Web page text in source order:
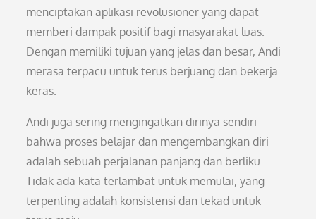
menciptakan aplikasi revolusioner yang dapat
memberi dampak positif bagi masyarakat luas.
Dengan memiliki tujuan yang jelas dan besar, Andi
merasa terpacu untuk terus berjuang dan bekerja
keras.
Andi juga sering mengingatkan dirinya sendiri
bahwa proses belajar dan mengembangkan diri
adalah sebuah perjalanan panjang dan berliku.
Tidak ada kata terlambat untuk memulai, yang
terpenting adalah konsistensi dan tekad untuk